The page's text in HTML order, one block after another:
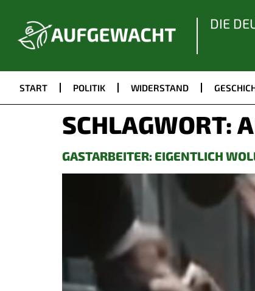
DIE
START POLITIK WIDERSTAND
SCHLAGWORT:
GASTARBEITER: EIGENTLICH